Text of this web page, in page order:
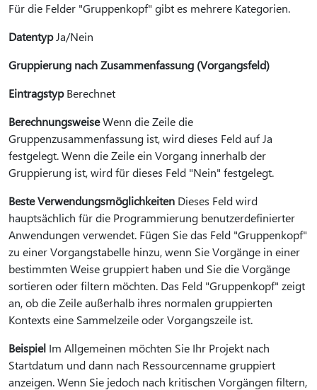
Für die Felder "Gruppenkopf" gibt es mehrere Kategorien.
DatentypJa/Nein
Gruppierung nach Zusammenfassung (Vorgangsfeld)
EintragstypBerechnet
BerechnungsweiseWenn die Zeile die
Gruppenzusammenfassung ist, wird dieses Feld auf Ja
festgelegt. Wenn die Zeile ein Vorgang innerhalb der
Gruppierung ist, wird für dieses Feld "Nein" festgelegt.
Beste Verwendungsmöglichkeiten Dieses Feld wird
hauptsächlich für die Programmierung benutzerdefinierter
Anwendungen verwendet. Fügen Sie das Feld "Gruppenkopf"
zu einer Vorgangstabelle hinzu, wenn Sie Vorgänge in einer
bestimmten Weise gruppiert haben und Sie die Vorgänge
sortieren oder filtern möchten. Das Feld "Gruppenkopf" zeigt
an, ob die Zeile außerhalb ihres normalen gruppierten
Kontexts eine Sammelzeile oder Vorgangszeile ist.
Beispiel Im Allgemeinen möchten Sie Ihr Projekt nach
Startdatum und dann nach Ressourcenname gruppiert
anzeigen. Wenn Sie jedoch nach kritischen Vorgängen filtern,